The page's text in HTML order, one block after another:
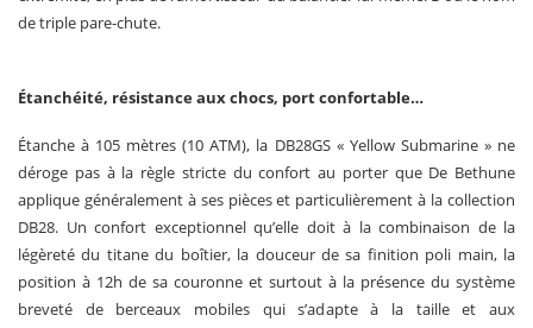
de triple pare-chute.
Étanchéité, résistance aux chocs, port confortable…
Étanche à 105 mètres (10 ATM), la DB28GS « Yellow Submarine » ne
déroge pas à la règle stricte du confort au porter que De Bethune
applique généralement à ses pièces et particulièrement à la collection
DB28. Un confort exceptionnel qu’elle doit à la combinaison de la
légèreté du titane du boîtier, la douceur de sa finition poli main, la
position à 12h de sa couronne et surtout à la présence du système
breveté de berceaux mobiles qui s’adapte à la taille et aux